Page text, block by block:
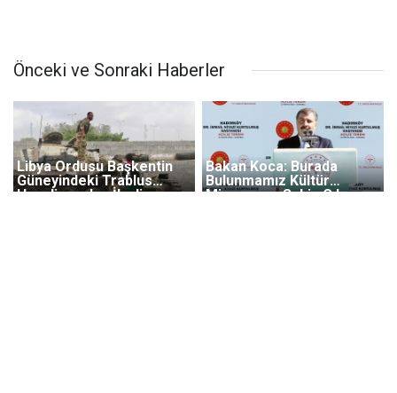
Önceki ve Sonraki Haberler
Libya Ordusu Başkentin
Güneyindeki Trablus
Havalimanı'na İlerliyor
Bakan Koca: Burada
Bulunmamız Kültür
Mirasımıza Sahip Çıkışın